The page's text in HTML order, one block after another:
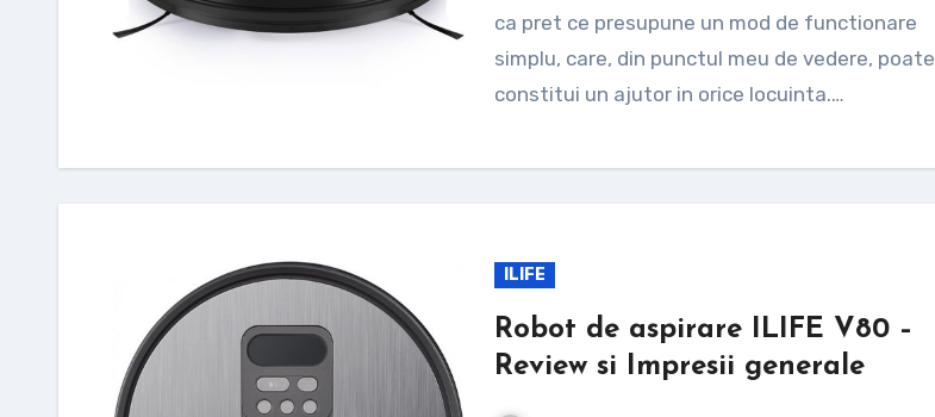
ca pret ce presupune un mod de functionare
simplu, care, din punctul meu de vedere, poate
constitui un ajutor in orice locuinta.…
ILIFE
Robot de aspirare ILIFE V80 –
Review si Impresii generale